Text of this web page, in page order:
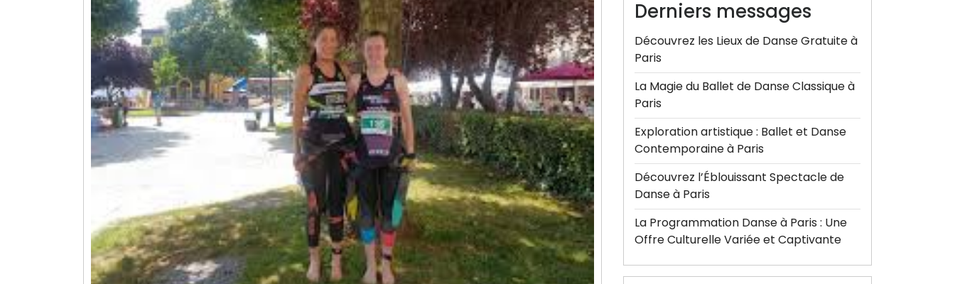
Derniers messages
Découvrez les Lieux de Danse Gratuite à
Paris
La Magie du Ballet de Danse Classique à
Paris
Exploration artistique : Ballet et Danse
Contemporaine à Paris
Découvrez l’Éblouissant Spectacle de
Danse à Paris
La Programmation Danse à Paris : Une
Offre Culturelle Variée et Captivante